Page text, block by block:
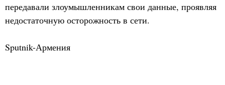
передавали злоумышленникам свои данные, проявляя
недостаточную осторожность в сети.
Sputnik-Армения